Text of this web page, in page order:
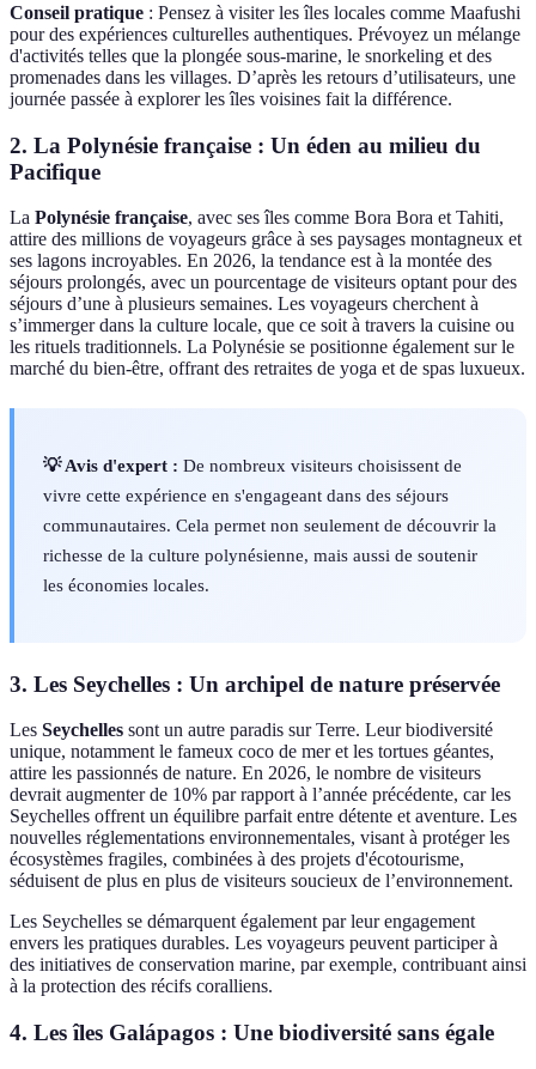
Conseil pratique : Pensez à visiter les îles locales comme Maafushi
pour des expériences culturelles authentiques. Prévoyez un mélange
d'activités telles que la plongée sous-marine, le snorkeling et des
promenades dans les villages. D’après les retours d’utilisateurs, une
journée passée à explorer les îles voisines fait la différence.
2. La Polynésie française : Un éden au milieu du
Pacifique
La Polynésie française, avec ses îles comme Bora Bora et Tahiti,
attire des millions de voyageurs grâce à ses paysages montagneux et
ses lagons incroyables. En 2026, la tendance est à la montée des
séjours prolongés, avec un pourcentage de visiteurs optant pour des
séjours d’une à plusieurs semaines. Les voyageurs cherchent à
s’immerger dans la culture locale, que ce soit à travers la cuisine ou
les rituels traditionnels. La Polynésie se positionne également sur le
marché du bien-être, offrant des retraites de yoga et de spas luxueux.
💡 Avis d'expert : De nombreux visiteurs choisissent de
vivre cette expérience en s'engageant dans des séjours
communautaires. Cela permet non seulement de découvrir la
richesse de la culture polynésienne, mais aussi de soutenir
les économies locales.
3. Les Seychelles : Un archipel de nature préservée
Les Seychelles sont un autre paradis sur Terre. Leur biodiversité
unique, notamment le fameux coco de mer et les tortues géantes,
attire les passionnés de nature. En 2026, le nombre de visiteurs
devrait augmenter de 10% par rapport à l’année précédente, car les
Seychelles offrent un équilibre parfait entre détente et aventure. Les
nouvelles réglementations environnementales, visant à protéger les
écosystèmes fragiles, combinées à des projets d'écotourisme,
séduisent de plus en plus de visiteurs soucieux de l’environnement.
Les Seychelles se démarquent également par leur engagement
envers les pratiques durables. Les voyageurs peuvent participer à
des initiatives de conservation marine, par exemple, contribuant ainsi
à la protection des récifs coralliens.
4. Les îles Galápagos : Une biodiversité sans égale